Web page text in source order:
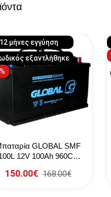
12 μήνες εγγύηση
εξαντλήθηκε
GLOBAL SMF
12V 100Ah 960CCA
150.00€ 168.00€